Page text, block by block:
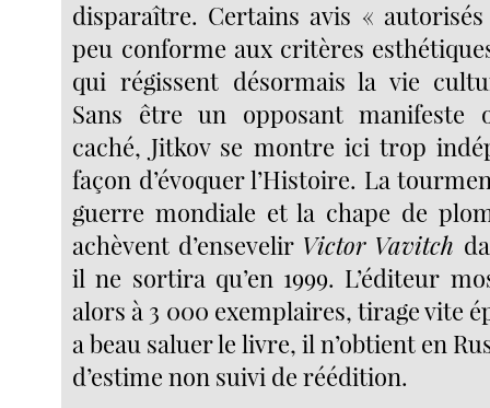
disparaître. Certains avis «
peu conforme aux critères
qui régissent désormais la vie
Sans être un opposant manifeste
caché, Jitkov se montre ici trop
façon d’évoquer l’Histoire. La
guerre mondiale et la chape de
achèvent d’ensevelir Victor Vavitch
il ne sortira qu’en 1999. L’éditeur
alors à 3 000 exemplaires, tirage vite
a beau saluer le livre, il n’obtient en
d’estime non suivi de réédition.